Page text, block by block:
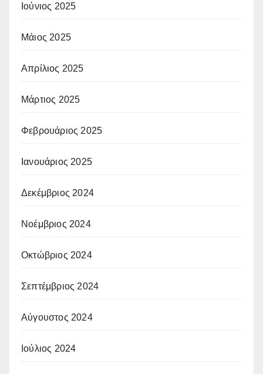
Ιούνιος 2025
Μάιος 2025
Απρίλιος 2025
Μάρτιος 2025
Φεβρουάριος 2025
Ιανουάριος 2025
Δεκέμβριος 2024
Νοέμβριος 2024
Οκτώβριος 2024
Σεπτέμβριος 2024
Αύγουστος 2024
Ιούλιος 2024